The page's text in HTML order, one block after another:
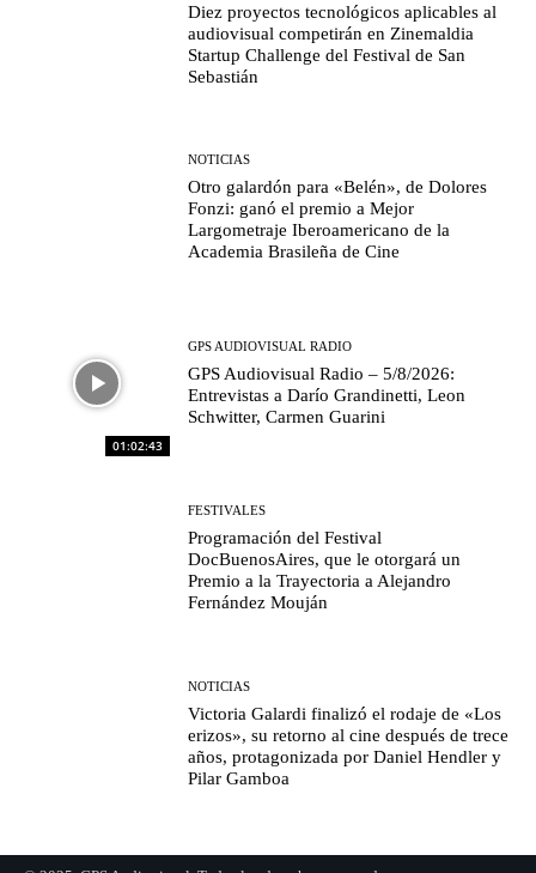
Diez proyectos tecnológicos aplicables al
audiovisual competirán en Zinemaldia
Startup Challenge del Festival de San
Sebastián
NOTICIAS
Otro galardón para «Belén», de Dolores
Fonzi: ganó el premio a Mejor
Largometraje Iberoamericano de la
Academia Brasileña de Cine
01:02:43
GPS AUDIOVISUAL RADIO
GPS Audiovisual Radio – 5/8/2026:
Entrevistas a Darío Grandinetti, Leon
Schwitter, Carmen Guarini
FESTIVALES
Programación del Festival
DocBuenosAires, que le otorgará un
Premio a la Trayectoria a Alejandro
Fernández Mouján
NOTICIAS
Victoria Galardi finalizó el rodaje de «Los
erizos», su retorno al cine después de trece
años, protagonizada por Daniel Hendler y
Pilar Gamboa